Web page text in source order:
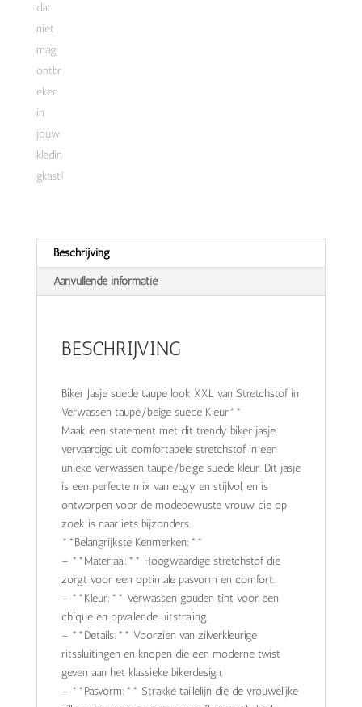
Beschrijving
Aanvullende informatie
BESCHRIJVING
Biker Jasje suede taupe look XXL van Stretchstof in
Verwassen taupe/beige suede Kleur**
Maak een statement met dit trendy biker jasje,
vervaardigd uit comfortabele stretchstof in een
unieke verwassen taupe/beige suede kleur. Dit jasje
is een perfecte mix van edgy en stijlvol, en is
ontworpen voor de modebewuste vrouw die op
zoek is naar iets bijzonders.
**Belangrijkste Kenmerken:**
– **Materiaal:** Hoogwaardige stretchstof die
zorgt voor een optimale pasvorm en comfort.
– **Kleur:** Verwassen gouden tint voor een
chique en opvallende uitstraling.
– **Details:** Voorzien van zilverkleurige
ritssluitingen en knopen die een moderne twist
geven aan het klassieke bikerdesign.
– **Pasvorm:** Strakke taillelijn die de vrouwelijke